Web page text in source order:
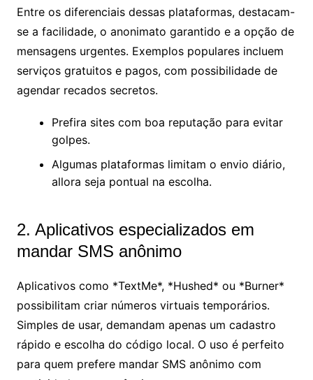
Entre os diferenciais dessas plataformas, destacam-
se a facilidade, o anonimato garantido e a opção de
mensagens urgentes. Exemplos populares incluem
serviços gratuitos e pagos, com possibilidade de
agendar recados secretos.
Prefira sites com boa reputação para evitar
golpes.
Algumas plataformas limitam o envio diário,
allora seja pontual na escolha.
2. Aplicativos especializados em
mandar SMS anônimo
Aplicativos como *TextMe*, *Hushed* ou *Burner*
possibilitam criar números virtuais temporários.
Simples de usar, demandam apenas um cadastro
rápido e escolha do código local. O uso é perfeito
para quem prefere mandar SMS anônimo com